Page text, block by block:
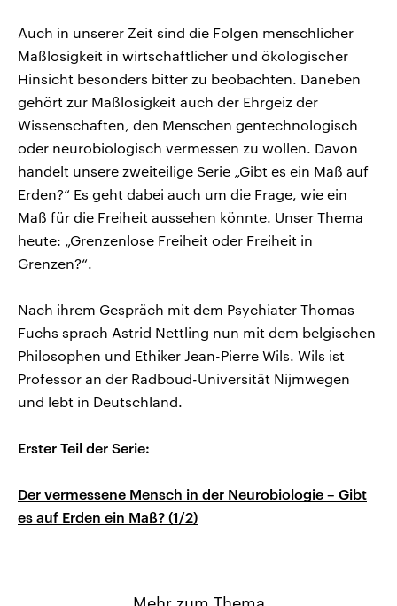
Auch in unserer Zeit sind die Folgen menschlicher
Maßlosigkeit in wirtschaftlicher und ökologischer
Hinsicht besonders bitter zu beobachten. Daneben
gehört zur Maßlosigkeit auch der Ehrgeiz der
Wissenschaften, den Menschen gentechnologisch
oder neurobiologisch vermessen zu wollen. Davon
handelt unsere zweiteilige Serie „Gibt es ein Maß auf
Erden?“ Es geht dabei auch um die Frage, wie ein
Maß für die Freiheit aussehen könnte. Unser Thema
heute: „Grenzenlose Freiheit oder Freiheit in
Grenzen?“.
Nach ihrem Gespräch mit dem Psychiater Thomas
Fuchs sprach Astrid Nettling nun mit dem belgischen
Philosophen und Ethiker Jean-Pierre Wils. Wils ist
Professor an der Radboud-Universität Nijmwegen
und lebt in Deutschland.
Erster Teil der Serie:
Der vermessene Mensch in der Neurobiologie – Gibt
es auf Erden ein Maß? (1/2)